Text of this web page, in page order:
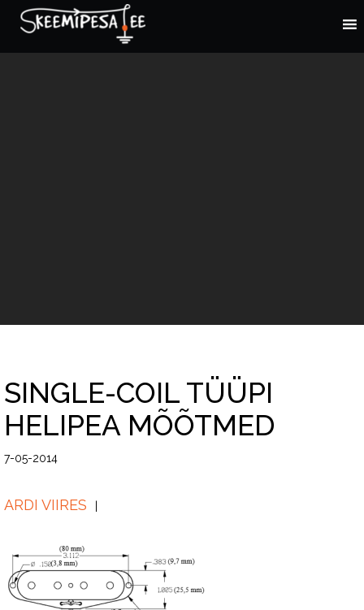
SINGLE-COIL TÜÜPI
HELIPEA MÕÕTMED
7-05-2014
ARDI VIIRES